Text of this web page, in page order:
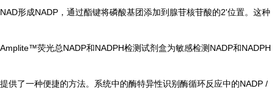
NAD形成NADP，通过酯键将磷酸基团添加到腺苷核苷酸的2'位置。这种
Amplite™荧光总NADP和NADPH检测试剂盒为敏感检测NADP和NADPH
提供了一种便捷的方法。系统中的酶特异性识别酶循环反应中的NADP /